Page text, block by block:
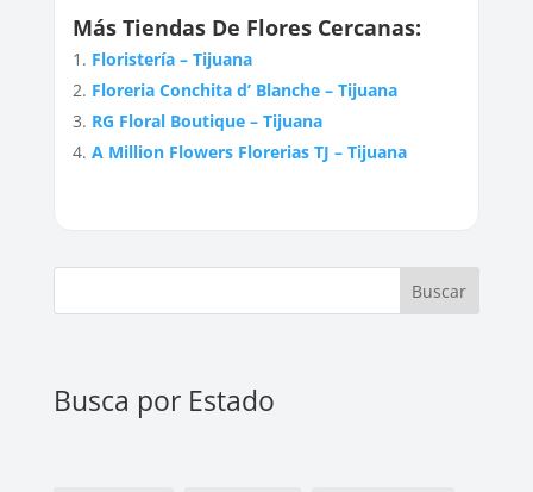
Más Tiendas De Flores Cercanas:
Floristería – Tijuana
Floreria Conchita d’ Blanche – Tijuana
RG Floral Boutique – Tijuana
A Million Flowers Florerias TJ – Tijuana
Buscar
Busca por Estado